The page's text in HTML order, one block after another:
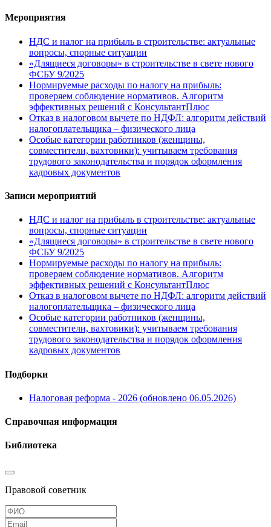
Мероприятия
НДС и налог на прибыль в строительстве: актуальные
вопросы, спорные ситуации
«Длящиеся договоры» в строительстве в свете нового
ФСБУ 9/2025
Нормируемые расходы по налогу на прибыль:
проверяем соблюдение нормативов. Алгоритм
эффективных решений с КонсультантПлюс
Отказ в налоговом вычете по НДФЛ: алгоритм действий
налогоплательщика – физического лица
Особые категории работников (женщины,
совместители, вахтовики): учитываем требования
трудового законодательства и порядок оформления
кадровых документов
Записи мероприятий
НДС и налог на прибыль в строительстве: актуальные
вопросы, спорные ситуации
«Длящиеся договоры» в строительстве в свете нового
ФСБУ 9/2025
Нормируемые расходы по налогу на прибыль:
проверяем соблюдение нормативов. Алгоритм
эффективных решений с КонсультантПлюс
Отказ в налоговом вычете по НДФЛ: алгоритм действий
налогоплательщика – физического лица
Особые категории работников (женщины,
совместители, вахтовики): учитываем требования
трудового законодательства и порядок оформления
кадровых документов
Подборки
Налоговая реформа - 2026 (обновлено 06.05.2026)
Справочная информация
Библиотека
Правовой советник